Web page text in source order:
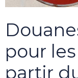
pour
partir